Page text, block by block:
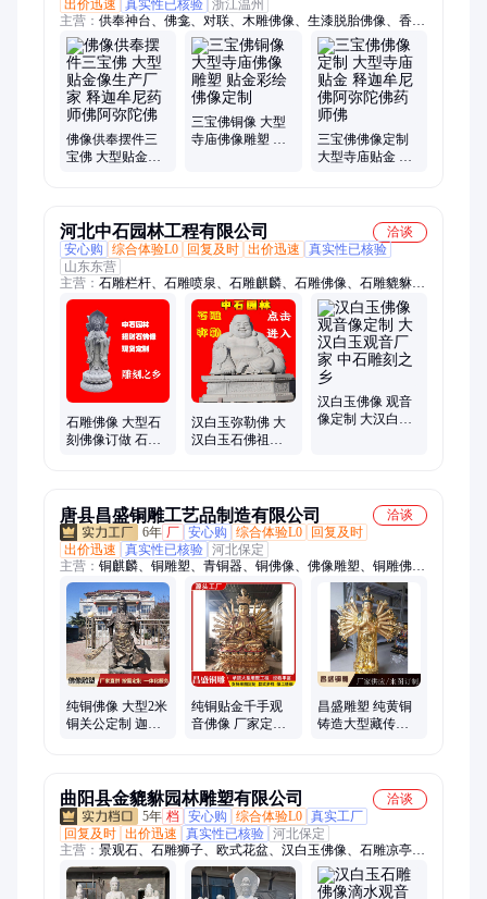
出价迅速 真实性已核验 浙江温州
主营： 供奉神台、佛龛、对联、木雕佛像、生漆脱胎佛像、香樟
木佛像、大型佛像、小型佛像、木质佛像、三宝佛佛像、牌匾、
三宝佛、观音菩萨、药师佛、释迦牟尼佛、神龛、佛台、供桌、
元宝桌、千佛、雕塑、雕像、十八罗汉、东方三圣、三宝佛铜像
佛像供奉摆件三
宝佛 大型贴金像
三宝佛铜像 大型
寺庙佛像雕塑 贴
三宝佛佛像定制
大型寺庙贴金 释
河北中石园林工程有限公司
洽谈
安心购
综合体验L0 回复及时 出价迅速
真实性已核验
山东东营
主营： 石雕栏杆、石雕喷泉、石雕麒麟、石雕佛像、石雕貔貅、
石雕壁画、石雕观音、石雕牌坊、石雕龙柱、石雕花钵、石雕狮
子、石雕大象、石雕立体字、石桌石凳、石雕凉亭、石雕水缸、
石雕花盆、石雕墓碑、花岗岩雕像、石雕观音菩萨像、石雕观音
像、石雕抱鼔石、石雕影壁墙、石雕洗手池、大理石雕像
石雕佛像 大型石
刻佛像订做 石雕
汉白玉弥勒佛 大
汉白玉石佛祖定
汉白玉佛像 观音
像定制 大汉白玉
唐县昌盛铜雕工艺品制造有限公司
洽谈
6年 厂 安心购 综合体验L0
回复及时
出价迅速
真实性已核验 河北保定
主营： 铜麒麟、铜雕塑、青铜器、铜佛像、佛像雕塑、铜雕佛
像、动物铜雕、人物雕塑、雕塑定制、动物雕塑、景观雕塑、铜
鹿拉车、城市铜雕、人物铜雕、户外摆件、仿古故宫缸、雕塑工
艺品、铜狮子雕塑、民俗民风铜雕
纯铜佛像 大型2米
铜关公定制 迦蓝
纯铜贴金千手观
音佛像 厂家定制
昌盛雕塑 纯黄铜
铸造大型藏传寺
曲阳县金貔貅园林雕塑有限公司
洽谈
5年 档 安心购 综合体验L0 真实工厂
回复及时 出价迅速 真实性已核验 河北保定
主营： 景观石、石雕狮子、欧式花盆、汉白玉佛像、石雕凉亭、
手工雕刻、摆件石雕、雕塑读书、栏杆雕塑、石雕牌楼、石雕影
壁、石雕貔貅、人物雕塑、中式仿古、动物雕塑、水池摆件、摆